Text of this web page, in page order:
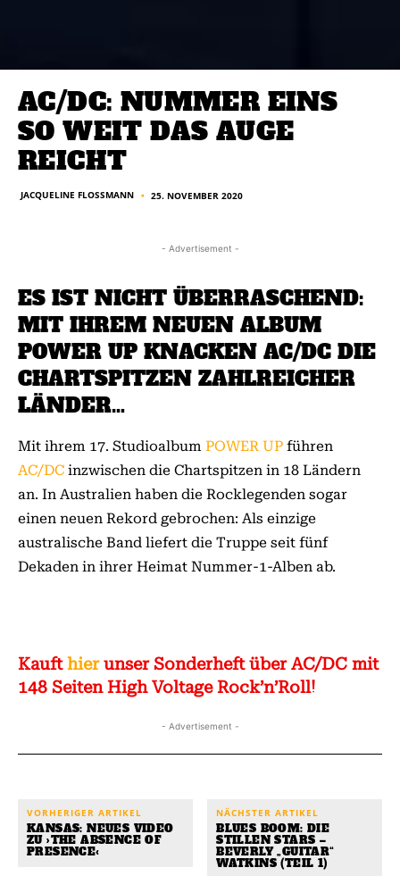
AC/DC: NUMMER EINS
SO WEIT DAS AUGE
REICHT
JACQUELINE FLOSSMANN ■ 25. NOVEMBER 2020
- Advertisement -
ES IST NICHT ÜBERRASCHEND:
MIT IHREM NEUEN ALBUM
POWER UP KNACKEN AC/DC DIE
CHARTSPITZEN ZAHLREICHER
LÄNDER…
Mit ihrem 17. Studioalbum POWER UP führen
AC/DC inzwischen die Chartspitzen in 18 Ländern
an. In Australien haben die Rocklegenden sogar
einen neuen Rekord gebrochen: Als einzige
australische Band liefert die Truppe seit fünf
Dekaden in ihrer Heimat Nummer-1-Alben ab.
Kaufthierunser Sonderheft über AC/DC mit
148 Seiten High Voltage Rock’n’Roll!
- Advertisement -
VORHERIGER ARTIKEL
KANSAS: NEUES VIDEO
ZU ›THE ABSENCE OF
PRESENCE‹
NÄCHSTER ARTIKEL
BLUES BOOM: DIE
STILLEN STARS –
BEVERLY „GUITAR“
WATKINS (TEIL 1)